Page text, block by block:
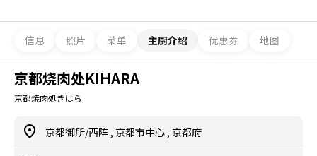
信息 照片 菜单 主厨介绍 优惠券 地图
京都烧肉处KIHARA
京都焼肉処きはら
京都御所/西阵 , 京都市中心 , 京都府